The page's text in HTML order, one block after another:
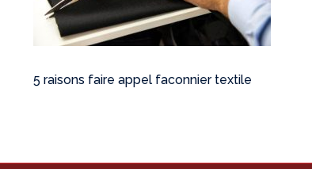
5 raisons faire appel faconnier textile